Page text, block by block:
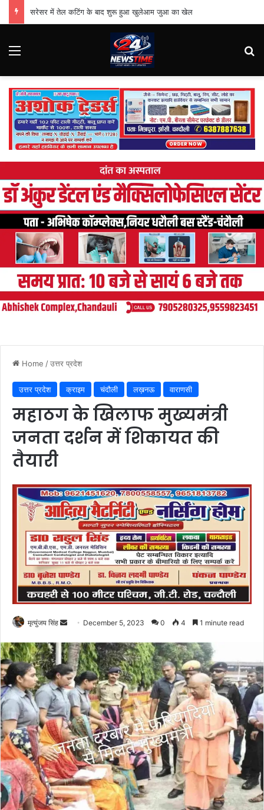
सरेसर में तेल कटिंग के बाद शुरू हुआ खुलेआम जुआ का खेल
Menu
Home /उत्तर प्रदेश
उत्तर प्रदेश क्राइम चंदौली लख़नऊ वाराणसी
महाठग के खिलाफ मुख्यमंत्री
जनता दर्शन में शिकायत की
तैयारी
मृत्युंजय सिंह
Send
email
December 5, 2023 0 4 1 minute read